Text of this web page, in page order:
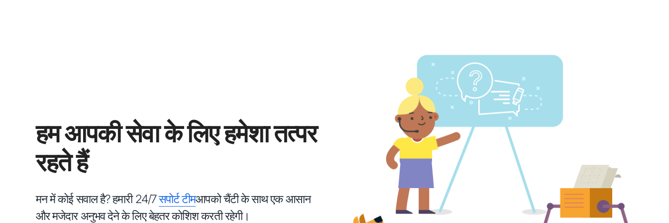
हम आपकी सेवा के लिए हमेशा तत्पर
रहते हैं
मन में कोई सवाल है? हमारी 24/7सपोर्ट टीमआपको चैंटी के साथ एक आसान
और मजेदार अनुभव देने के लिए बेहतर कोशिश करती रहेगी।